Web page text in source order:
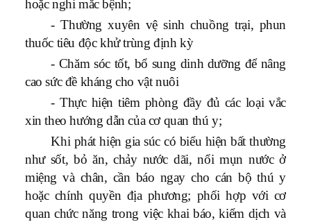
hoặc nghi mắc bệnh;
- Thường xuyên vệ sinh chuồng trại, phun
thuốc tiêu độc khử trùng định kỳ
- Chăm sóc tốt, bổ sung dinh dưỡng để nâng
cao sức đề kháng cho vật nuôi
- Thực hiện tiêm phòng đầy đủ các loại vắc
xin theo hướng dẫn của cơ quan thú y;
Khi phát hiện gia súc có biểu hiện bất thường
như sốt, bỏ ăn, chảy nước dãi, nổi mụn nước ở
miệng và chân, cần báo ngay cho cán bộ thú y
hoặc chính quyền địa phương; phối hợp với cơ
quan chức năng trong việc khai báo, kiểm dịch và